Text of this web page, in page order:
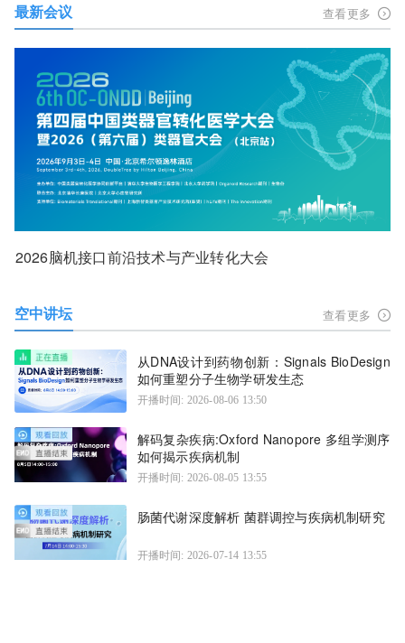
最新会议 查看更多
2026脑机接口前沿技术与产业转化大会
空中讲坛 查看更多
从DNA设计到药物创新：Signals BioDesign
如何重塑分子生物学研发生态
开播时间: 2026-08-06 13:50
解码复杂疾病:Oxford Nanopore 多组学测序
如何揭示疾病机制
开播时间: 2026-08-05 13:55
肠菌代谢深度解析 菌群调控与疾病机制研究
开播时间: 2026-07-14 13:55